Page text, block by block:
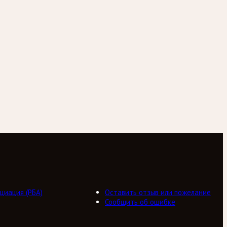
(РБА)
Оставить отзыв или пожелание
Сообщить об ошибке